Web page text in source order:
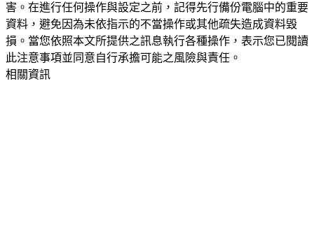
害。在進行任何操作與設定之前，記得先行備份電腦中的重要
資料，避免因為未依指示的不當操作或其他疏失造成資料毀
損。當您依照本文所提供之訊息執行各種操作，表示您已閱讀
此注意事項並同意自行承擔可能之風險與責任。
相關資訊